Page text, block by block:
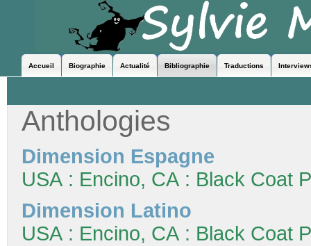
Accueil Biographie Actualité Bibliographie Traductions
Anthologies
Dimension Espagne
USA : Encino, CA : Black Coat
Dimension Latino
USA : Encino, CA : Black Coat